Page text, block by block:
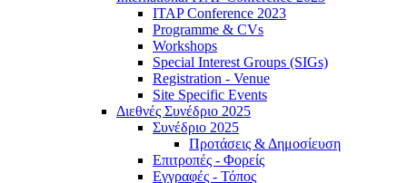
ITAP Conference 2023
Programme & CVs
Workshops
Special Interest Groups (SIGs)
Registration - Venue
Site Specific Events
Διεθνές Συνέδριο 2025
Συνέδριο 2025
Προτάσεις & Δημοσίευση
Επιτροπές - Φορείς
Εγγραφές - Τόπος